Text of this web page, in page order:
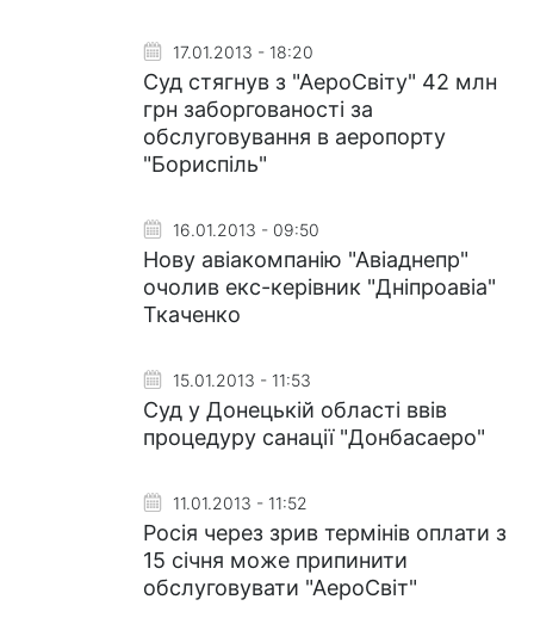
17.01.2013 - 18:20
Суд стягнув з "АероСвіту" 42 млн
грн заборгованості за
обслуговування в аеропорту
"Бориспіль"
16.01.2013 - 09:50
Нову авіакомпанію "Авіаднепр"
очолив екс-керівник "Дніпроавіа"
Ткаченко
15.01.2013 - 11:53
Суд у Донецькій області ввів
процедуру санації "Донбасаеро"
11.01.2013 - 11:52
Росія через зрив термінів оплати з
15 січня може припинити
обслуговувати "АероСвіт"